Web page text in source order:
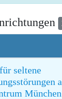
seltene
München